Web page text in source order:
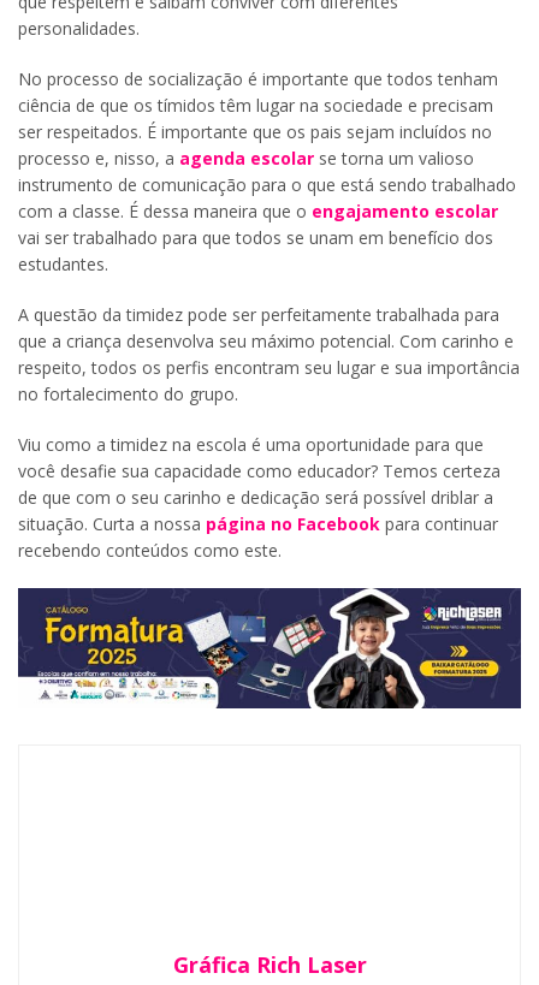
personalidades.
No processo de socialização é importante que todos tenham
ciência de que os tímidos têm lugar na sociedade e precisam
ser respeitados. É importante que os pais sejam incluídos no
processo e, nisso, a agenda escolar se torna um valioso
instrumento de comunicação para o que está sendo trabalhado
com a classe. É dessa maneira que o engajamento escolar
vai ser trabalhado para que todos se unam em benefício dos
estudantes.
A questão da timidez pode ser perfeitamente trabalhada para
que a criança desenvolva seu máximo potencial. Com carinho e
respeito, todos os perfis encontram seu lugar e sua importância
no fortalecimento do grupo.
Viu como a timidez na escola é uma oportunidade para que
você desafie sua capacidade como educador? Temos certeza
de que com o seu carinho e dedicação será possível driblar a
situação. Curta a nossa página no Facebook para continuar
recebendo conteúdos como este.
Gráfica Rich Laser